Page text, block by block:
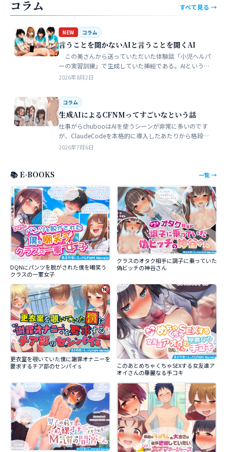
コラム すべて見る →
NEW コラム
言うことを聞かないAIと言うことを聞くAI
この美さんから送っていただいた体験談「小児ヘルパ
ーの実習訓練」で生成していた挿絵である。AIというの
は、どうしても細部が苦手でトークンを積まずにやれる
2026年8月2日
コラム
生成AIによるCFNMってすごいなという話
仕事がらchubooはAIを使うシーンが非常に多いのです
が、ClaudeCodeを本格的に導入したあたりから格段に
やれることが多くなった。昔からときどき思うことがあ
2026年7月6日
📚 E-BOOKS 一覧 →
DQNにパンツを脱がされた僕を嘲笑う
クラスの一軍女子
クラスのオタク相手に調子に乗っていた
偽ビッチの神谷さん
更衣室を覗いていた僕に謝罪オナニーを
要求するチア部のセンパイｓ
このあとめちゃくちゃSEXする女友達ア
オイさんの華麗なる手コキ